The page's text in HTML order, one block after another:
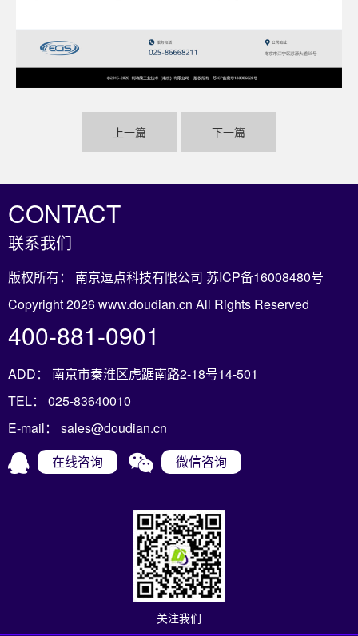
上一篇 下一篇
CONTACT
联系我们
版权所有： 南京逗点科技有限公司 苏ICP备16008480号
Copyright 2026 www.doudian.cn All Rights Reserved
400-881-0901
ADD： 南京市秦淮区虎踞南路2-18号14-501
TEL： 025-83640010
E-mail： sales@doudian.cn
在线咨询
微信咨询
关注我们